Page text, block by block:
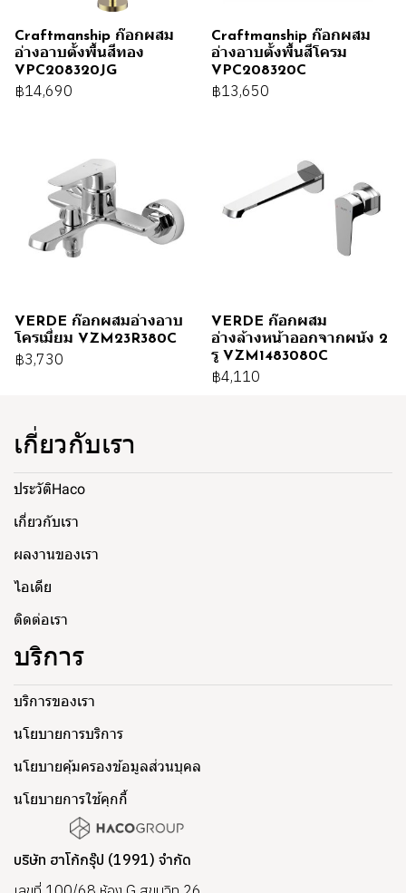
Craftmanship ก๊อกผสม
อ่างอาบตั้งพื้นสีทอง
VPC208320JG
฿14,690
Craftmanship ก๊อกผสม
อ่างอาบตั้งพื้นสีโครม
VPC208320C
฿13,650
VERDE ก๊อกผสมอ่างอาบ
โครเมี่ยม VZM23R380C
฿3,730
VERDE ก๊อกผสม
อ่างล้างหน้าออกจากผนัง 2
รู VZM1483080C
฿4,110
เกี่ยวกับเรา
ประวัติHaco
เกี่ยวกับเรา
ผลงานของเรา
ไอเดีย
ติดต่อเรา
บริการ
บริการของเรา
นโยบายการบริการ
นโยบายคุ้มครองข้อมูลส่วนบุคล
นโยบายการใช้คุกกี้
บริษัท ฮาโก้กรุ๊ป (1991) จำกัด